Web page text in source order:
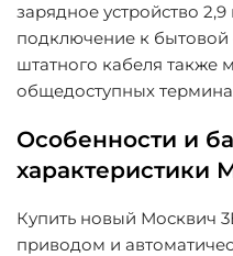
зарядное устройство
подключение к
штатного кабеля также
общедоступных
Особенности и
характеристики
Купить новый Москвич
приводом и